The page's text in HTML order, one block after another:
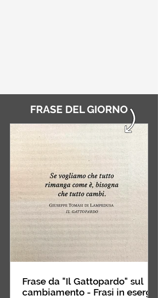
FRASE DEL GIORNO
Frase da "Il Gattopardo" sul
cambiamento - Frasi in esergo